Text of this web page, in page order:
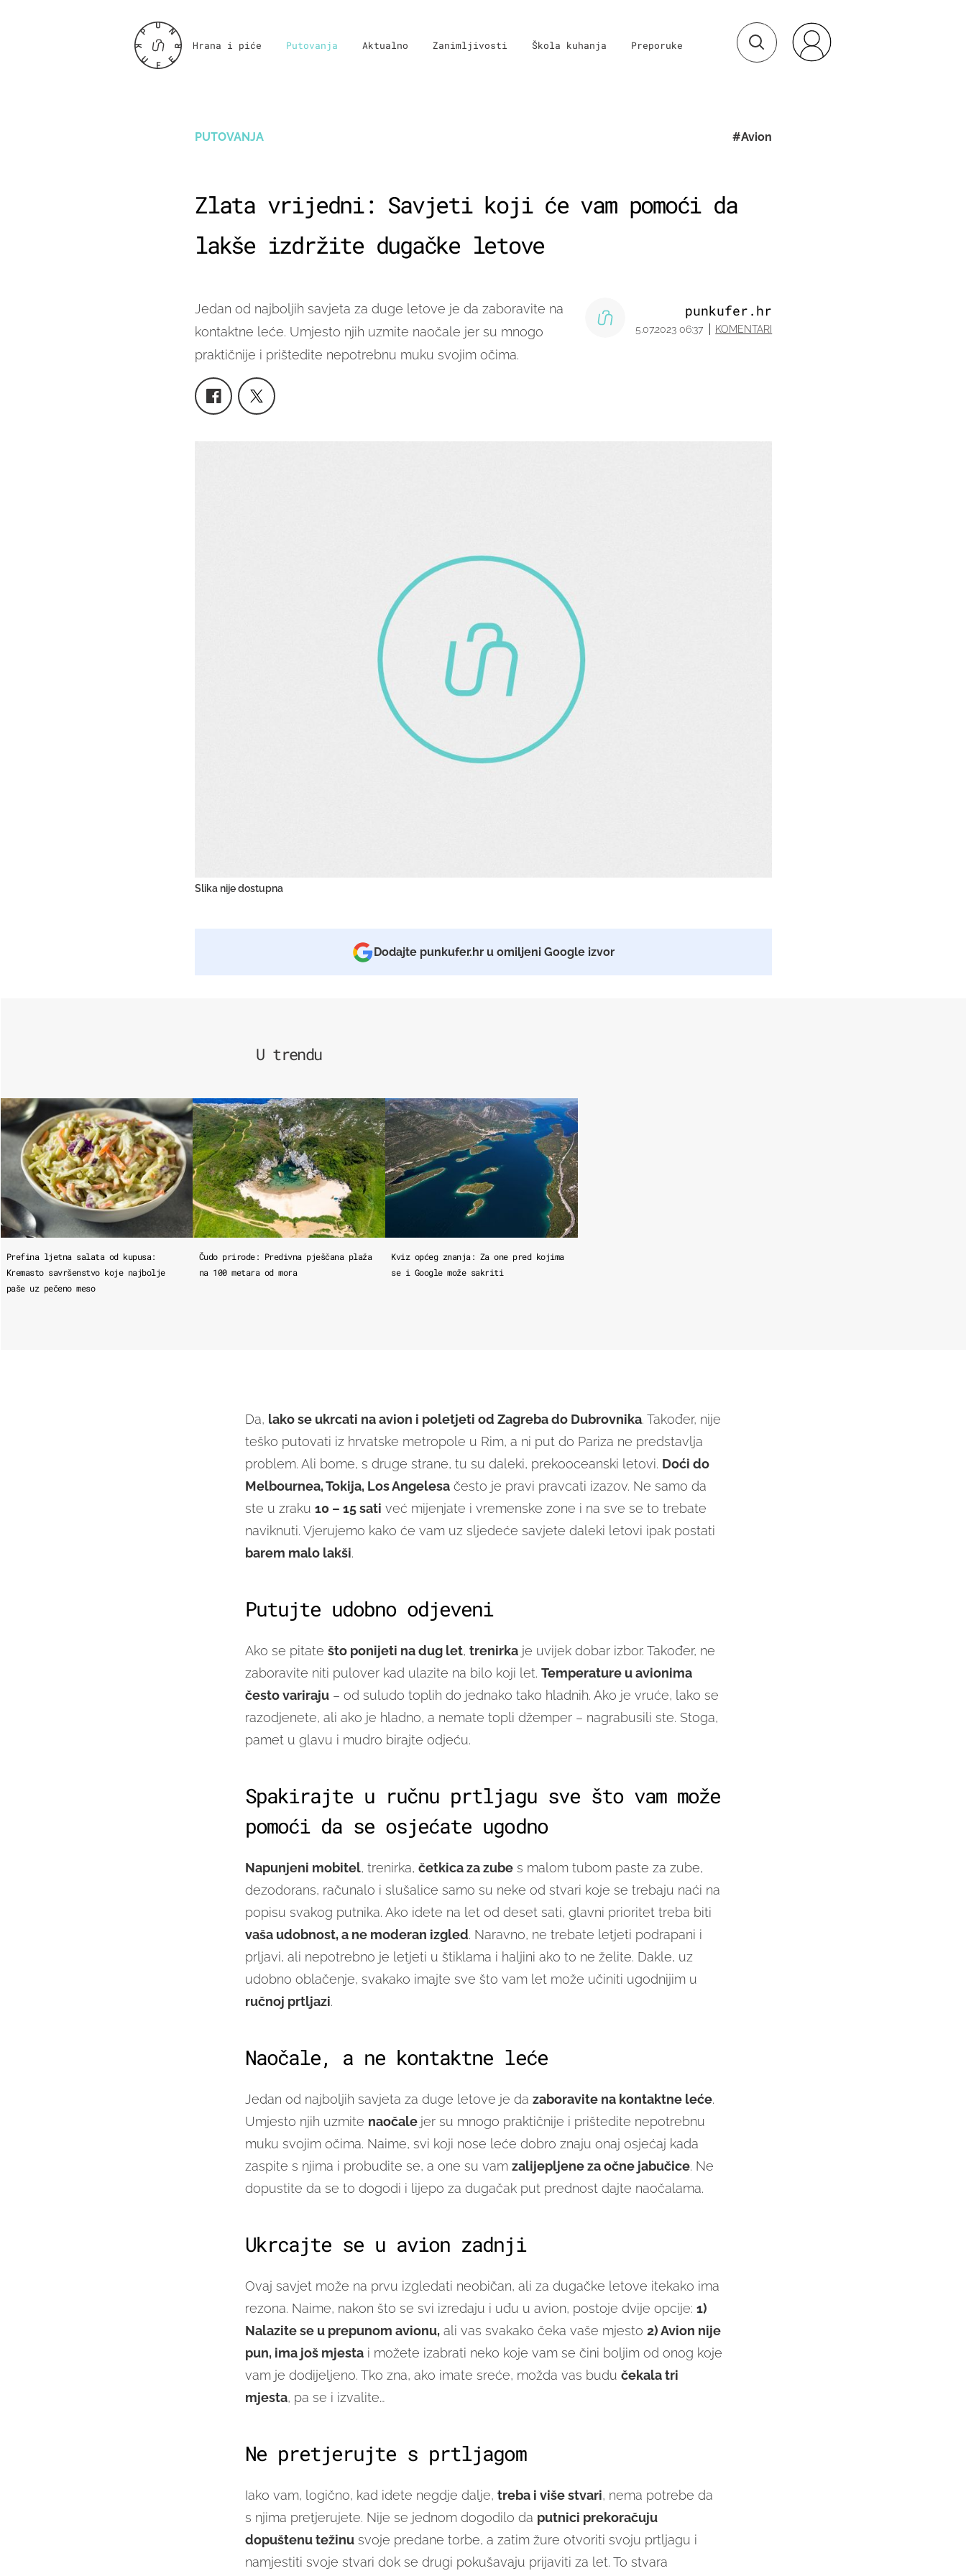
Hrana i piće Putovanja Aktualno Zanimljivosti Škola kuhanja Preporuke
PUTOVANJA #Avion
Zlata vrijedni: Savjeti koji će vam pomoći da
lakše izdržite dugačke letove
Jedan od najboljih savjeta za duge letove je da zaboravite na
kontaktne leće. Umjesto njih uzmite naočale jer su mnogo
praktičnije i prištedite nepotrebnu muku svojim očima.
punkufer.hr
5.07.2023 06:37 KOMENTARI
Slika nije dostupna
Dodajte punkufer.hr u omiljeni Google izvor
U trendu
Prefina ljetna salata od kupusa:
Kremasto savršenstvo koje najbolje
paše uz pečeno meso
Čudo prirode: Predivna pješčana plaža
na 100 metara od mora
Kviz općeg znanja: Za one pred kojima
se i Google može sakriti
Da, lako se ukrcati na avion i poletjeti od Zagreba do Dubrovnika. Također, nije
teško putovati iz hrvatske metropole u Rim, a ni put do Pariza ne predstavlja
problem. Ali bome, s druge strane, tu su daleki, prekooceanski letovi. Doći do
Melbournea, Tokija, Los Angelesačesto je pravi pravcati izazov. Ne samo da
ste u zraku 10 – 15 sati već mijenjate i vremenske zone i na sve se to trebate
naviknuti. Vjerujemo kako će vam uz sljedeće savjete daleki letovi ipak postati
barem malo lakši.
Putujte udobno odjeveni
Ako se pitate što ponijeti na dug let, trenirkaje uvijek dobar izbor. Također, ne
zaboravite niti pulover kad ulazite na bilo koji let. Temperature u avionima
često variraju– od suludo toplih do jednako tako hladnih. Ako je vruće, lako se
razodjenete, ali ako je hladno, a nemate topli džemper – nagrabusili ste. Stoga,
pamet u glavu i mudro birajte odjeću.
Spakirajte u ručnu prtljagu sve što vam može
pomoći da se osjećate ugodno
Napunjeni mobitel, trenirka, četkica za zubes malom tubom paste za zube,
dezodorans, računalo i slušalice samo su neke od stvari koje se trebaju naći na
popisu svakog putnika. Ako idete na let od deset sati, glavni prioritet treba biti
vaša udobnost, a ne moderan izgled. Naravno, ne trebate letjeti podrapani i
prljavi, ali nepotrebno je letjeti u štiklama i haljini ako to ne želite. Dakle, uz
udobno oblačenje, svakako imajte sve što vam let može učiniti ugodnijim u
ručnoj prtljazi.
Naočale, a ne kontaktne leće
Jedan od najboljih savjeta za duge letove je da zaboravite na kontaktne leće.
Umjesto njih uzmite naočale jer su mnogo praktičnije i prištedite nepotrebnu
muku svojim očima. Naime, svi koji nose leće dobro znaju onaj osjećaj kada
zaspite s njima i probudite se, a one su vam zalijepljene za očne jabučice. Ne
dopustite da se to dogodi i lijepo za dugačak put prednost dajte naočalama.
Ukrcajte se u avion zadnji
Ovaj savjet može na prvu izgledati neobičan, ali za dugačke letove itekako ima
rezona. Naime, nakon što se svi izredaju i uđu u avion, postoje dvije opcije: 1)
Nalazite se u prepunom avionu,ali vas svakako čeka vaše mjesto 2) Avion nije
pun, ima još mjestai možete izabrati neko koje vam se čini boljim od onog koje
vam je dodijeljeno. Tko zna, ako imate sreće, možda vas budu čekala tri
mjesta, pa se i izvalite…
Ne pretjerujte s prtljagom
Iako vam, logično, kad idete negdje dalje, treba i više stvari, nema potrebe da
s njima pretjerujete. Nije se jednom dogodilo da putnici prekoračuju
dopuštenu težinusvoje predane torbe, a zatim žure otvoriti svoju prtljagu i
namjestiti svoje stvari dok se drugi pokušavaju prijaviti za let. To stvara